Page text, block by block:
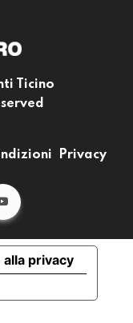
Ticino
Privacy
privacy